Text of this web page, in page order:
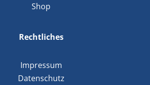
Shop
Rechtliches
Impressum
Datenschutz